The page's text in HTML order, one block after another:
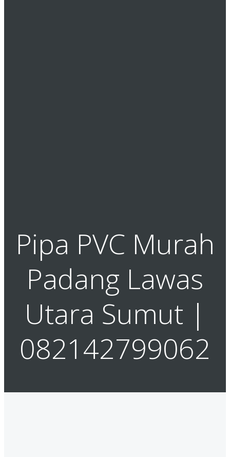
Pipa PVC Murah
Padang Lawas
Utara Sumut |
082142799062